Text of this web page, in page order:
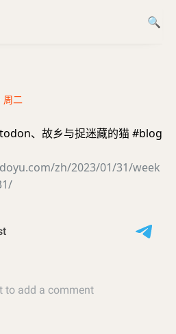
周二
、故乡与捉迷藏的猫 #blog
zh/2023/01/31/week